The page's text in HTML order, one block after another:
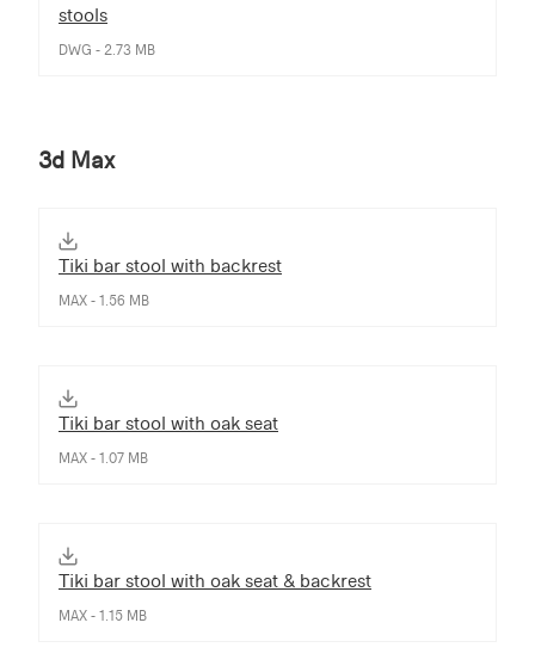
stools
DWG - 2.73 MB
3d Max
Tiki bar stool with backrest
MAX - 1.56 MB
Tiki bar stool with oak seat
MAX - 1.07 MB
Tiki bar stool with oak seat & backrest
MAX - 1.15 MB